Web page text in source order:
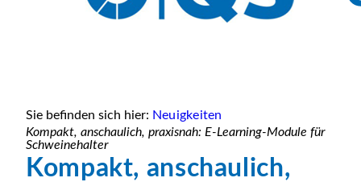
Sie befinden sich hier: Neuigkeiten
Kompakt, anschaulich, praxisnah: E-Learning-Module für
Schweinehalter
Kompakt, anschaulich,